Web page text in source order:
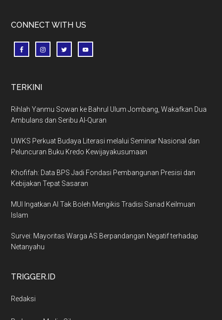
CONNECT WITH US
TERKINI
Rihlah Yanmu Sowan ke Bahrul Ulum Jombang, Wakafkan Dua
Ambulans dan Seribu Al-Quran
UWKS Perkuat Budaya Literasi melalui Seminar Nasional dan
Peluncuran Buku Kredo Kewijayakusumaan
Khofifah: Data BPS Jadi Fondasi Pembangunan Presisi dan
Kebijakan Tepat Sasaran
MUI Ingatkan AI Tak Boleh Mengikis Tradisi Sanad Keilmuan
Islam
Survei: Mayoritas Warga AS Berpandangan Negatif terhadap
Netanyahu
TRIGGER.ID
Redaksi